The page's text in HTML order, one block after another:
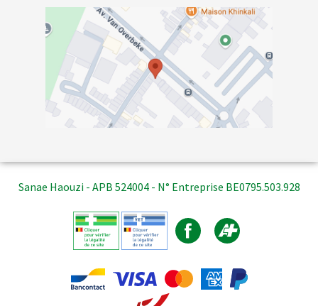
Sanae Haouzi - APB 524004 - N° Entreprise BE0795.503.928